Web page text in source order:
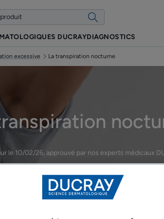
DUCRAYDIAGNOSTICS
excessive La transpiration nocturne
le 10/02/26, approuvé par nos experts médicaux
Les symptômes d’une transpiration excessive